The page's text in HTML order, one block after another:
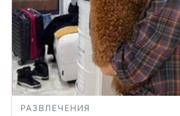
РАЗВЛЕЧЕНИЯ